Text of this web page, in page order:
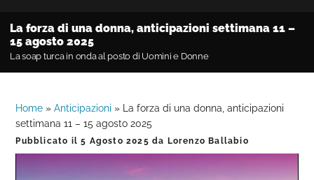
La forza di una donna, anticipazioni settimana 11 –
15 agosto 2025
La soap turca in onda al posto di Uomini e Donne
Home »Anticipazioni »
La forza di una donna, anticipazioni
settimana 11 – 15 agosto 2025
Pubblicato il5 Agosto 2025 da Lorenzo Ballabio